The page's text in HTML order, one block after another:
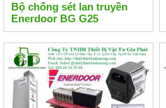
Bộ chống sét lan truyền
Enerdoor BG G25